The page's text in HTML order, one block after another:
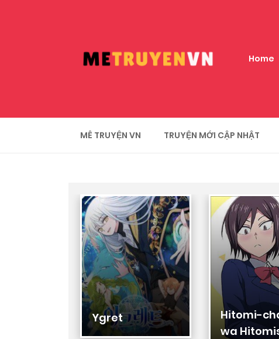
Home
MÊ TRUYỆN VN TRUYỆN MỚI CẬP NHẬT
Ygret
Hitomi-
wa